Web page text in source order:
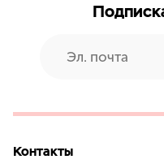
Контакты